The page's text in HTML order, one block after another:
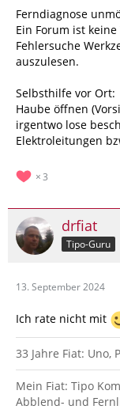
Ferndiagnose
Ein Forum ist
Fehlersuche
auszulesen.
Selbsthilfe vor Ort:
Haube öffnen
irgentwo lose
Elektroleitungen
3
drfiat
Tipo-Guru
13. September 2024
Ich rate nicht mit
33 Jahre Fiat: Uno,
Mein Fiat: Tipo
Abblend- und